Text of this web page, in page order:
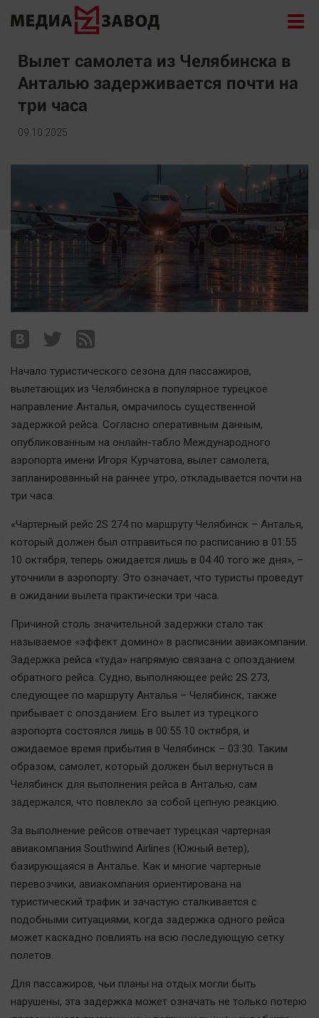
Новости
Экономика
Происшествия
Общество
Здоровье
Спорт
Курилка
Поиск
Архив
Наша победа
Политика
Экономика
Здоровье
Культура
Курилка
Мнения
Спорт
Технологии
Отраслевые темы
Образование
Автомобили
Банки
Медиаграмотность
Медицина
Новости компаний
Статистика
Другие рубрики
Bookworms
English version
Online-консультация
Афиша
Вылет самолета из Челябинска в
Анталью задерживается почти на
три часа
09.10.2025
Начало туристического сезона для пассажиров,
вылетающих из Челябинска в популярное турецкое
направление Анталья, омрачилось существенной
задержкой рейса. Согласно оперативным данным,
опубликованным на онлайн-табло Международного
аэропорта имени Игоря Курчатова, вылет самолета,
запланированный на раннее утро, откладывается почти на
три часа.
«Чартерный рейс 2S 274 по маршруту Челябинск – Анталья,
который должен был отправиться по расписанию в 01:55
10 октября, теперь ожидается лишь в 04:40 того же дня», –
уточнили в аэропорту. Это означает, что туристы проведут
в ожидании вылета практически три часа.
Причиной столь значительной задержки стало так
называемое «эффект домино» в расписании авиакомпании.
Задержка рейса «туда» напрямую связана с опозданием
обратного рейса. Судно, выполняющее рейс 2S 273,
следующее по маршруту Анталья – Челябинск, также
прибывает с опозданием. Его вылет из турецкого
аэропорта состоялся лишь в 00:55 10 октября, и
ожидаемое время прибытия в Челябинск – 03:30. Таким
образом, самолет, который должен был вернуться в
Челябинск для выполнения рейса в Анталью, сам
задержался, что повлекло за собой цепную реакцию.
За выполнение рейсов отвечает турецкая чартерная
авиакомпания Southwind Airlines (Южный ветер),
базирующаяся в Анталье. Как и многие чартерные
перевозчики, авиакомпания ориентирована на
туристический трафик и зачастую сталкивается с
подобными ситуациями, когда задержка одного рейса
может каскадно повлиять на всю последующую сетку
полетов.
Для пассажиров, чьи планы на отдых могли быть
нарушены, эта задержка может означать не только потерю